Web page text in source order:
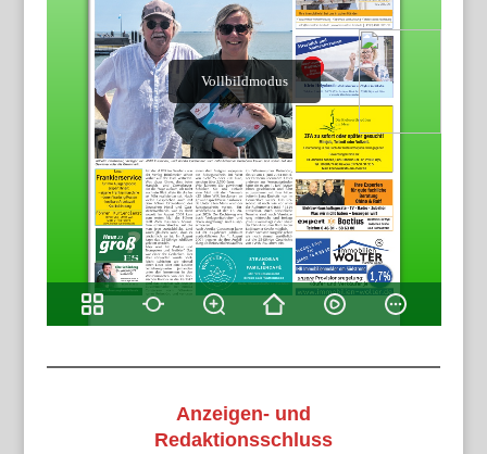
Anzeigen- und
Redaktionsschluss